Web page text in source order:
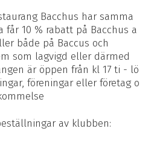
Bacchus har samma
får 10 % rabatt på Bacchus a
både på Baccus och
som lagvigd eller därmed
är öppen från kl 17 ti - lö
föreningar eller företag o
av klubben: